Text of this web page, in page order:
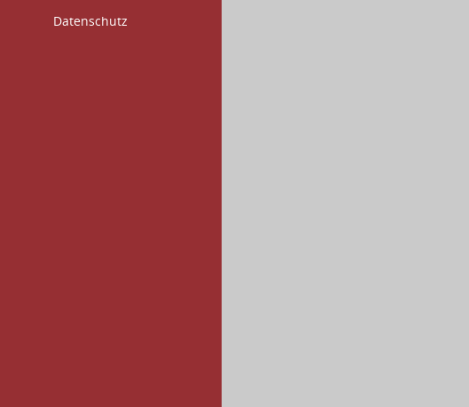
Datenschutz